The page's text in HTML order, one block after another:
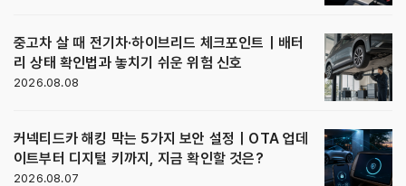
중고차 살 때 전기차·하이브리드 체크포인트｜배터
리 상태 확인법과 놓치기 쉬운 위험 신호
2026.08.08
커넥티드카 해킹 막는 5가지 보안 설정｜OTA 업데
이트부터 디지털 키까지, 지금 확인할 것은?
2026.08.07